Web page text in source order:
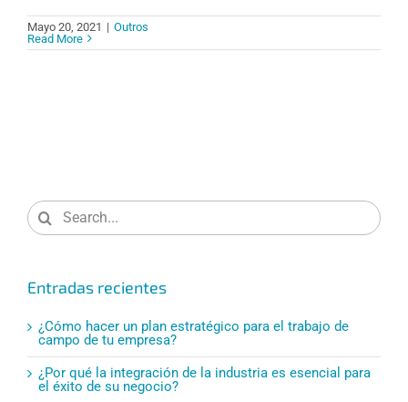
Mayo 20, 2021 | Outros
Read More
Search
for:
Entradas recientes
¿Cómo hacer un plan estratégico para el trabajo de
campo de tu empresa?
¿Por qué la integración de la industria es esencial para
el éxito de su negocio?